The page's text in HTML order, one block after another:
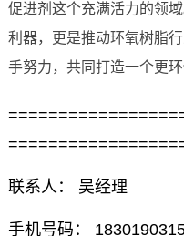
促进剂这个充满活力的领
利器，更是推动环氧树脂
手努力，共同打造一个更
联系人： 吴经理
手机号码：